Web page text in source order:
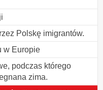
Polskę imigrantów.
w Europie
podczas którego
zima.